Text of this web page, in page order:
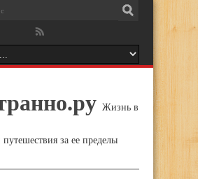
Жизнь в
за ее пределы